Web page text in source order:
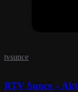
tvsunce
RTV Sunce –